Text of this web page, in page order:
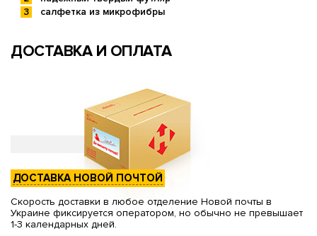
салфетка из микрофибры
ДОСТАВКА И ОПЛАТА
ДОСТАВКА НОВОЙ ПОЧТОЙ
Скорость доставки в любое отделение Новой почты в
Украине фиксируется оператором, но обычно не превышает
1-3 календарных дней.